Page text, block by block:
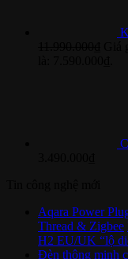
Aqara Power
Thread & Zigbee
H2 EU/UK “lộ
Đèn thông minh